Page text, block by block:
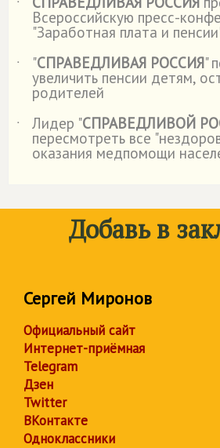
˙
Всероссийскую пресс-
"Заработная плата и
˙
"СПРАВЕДЛИВАЯ РОССИЯ"
увеличить пенсии детям,
родителей
˙
Лидер "СПРАВЕДЛИВОЙ
пересмотреть все
оказания медпомощи
Добавь в
Сергей Миронов
Официальный сайт
Интернет-приёмная
Telegram
Дзен
Twitter
ВКонтакте
Одноклассники